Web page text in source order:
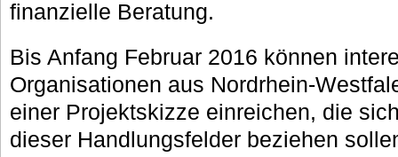
finanzielle Beratung.
Bis Anfang Februar 2016 können
Organisationen aus Nordrhein-
einer Projektskizze einreichen, die
dieser Handlungsfelder beziehen